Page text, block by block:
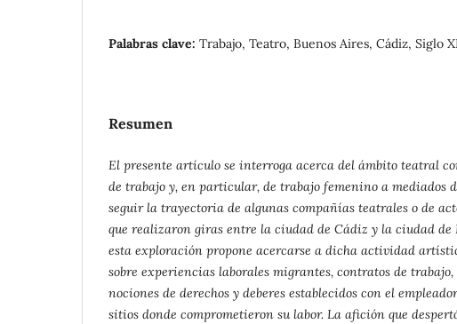
Palabras clave: Trabajo, Teatro, Buenos Aires, Cádiz, Siglo
Resumen
El presente artículo se interroga acerca del ámbito teatral
de trabajo y, en particular, de trabajo femenino a mediados
seguir la trayectoria de algunas compañías teatrales o de
que realizaron giras entre la ciudad de Cádiz y la ciudad de
esta exploración propone acercarse a dicha actividad
sobre experiencias laborales migrantes, contratos de
nociones de derechos y deberes establecidos con el
sitios donde comprometieron su labor. La afición que